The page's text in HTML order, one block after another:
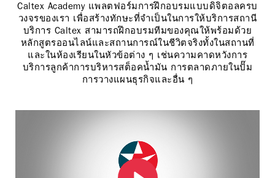
Caltex Academy แพลตฟอร์มการฝึกอบรมแบบดิจิตอลครบ
วงจรของเรา เพื่อสร้างทักษะที่จำเป็นในการให้บริการสถานี
บริการ Caltex สามารถฝึกอบรมทีมของคุณให้พร้อมด้วย
หลักสูตรออนไลน์และสถานการณ์ในชีวิตจริงทั้งในสถานที่
และในห้องเรียนในหัวข้อต่าง ๆ เช่นความคาดหวังการ
บริการลูกค้าการบริหารสต็อคน้ำมัน การตลาดภายในปั๊ม
การวางแผนธุรกิจและอื่น ๆ